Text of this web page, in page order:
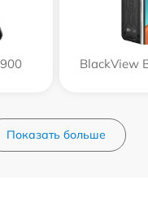
BlackView
Показать больше